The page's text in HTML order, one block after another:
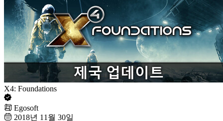
X4: Foundations
Egosoft
2018년 11월 30일